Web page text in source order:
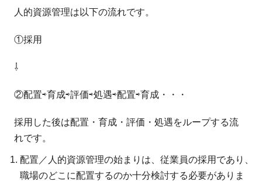
人的資源管理は以下の流れです。
①採用
⇩
②配置⇨育成⇨評価⇨処遇⇨配置⇨育成・・・
採用した後は配置・育成・評価・処遇をループする流
れです。
配置／人的資源管理の始まりは、従業員の採用であり、
職場のどこに配置するのか十分検討する必要がありま